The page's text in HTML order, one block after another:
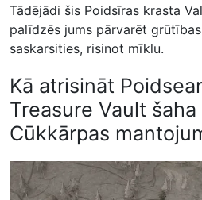
Tādējādi šis Poidsīras krasta
palīdzēs jums pārvarēt
saskarsities, risinot mīklu.
Kā atrisināt
Treasure Vault
Cūkkārpas